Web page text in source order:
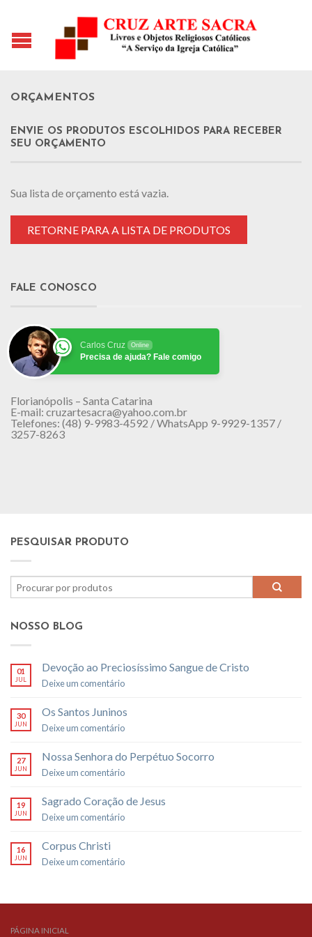
ORÇAMENTOS
ENVIE OS PRODUTOS ESCOLHIDOS PARA RECEBER
SEU ORÇAMENTO
Sua lista de orçamento está vazia.
RETORNE PARA A LISTA DE PRODUTOS
FALE CONOSCO
Carlos Cruz Online
Precisa de ajuda? Fale comigo
Florianópolis – Santa Catarina
E-mail: cruzartesacra@yahoo.com.br
Telefones: (48) 9-9983-4592 / WhatsApp 9-9929-1357 /
3257-8263
PESQUISAR PRODUTO
NOSSO BLOG
01
JUL
Devoção ao Preciosíssimo Sangue de Cristo
Deixe um comentário
30
JUN
Os Santos Juninos
Deixe um comentário
27
JUN
Nossa Senhora do Perpétuo Socorro
Deixe um comentário
19
JUN
Sagrado Coração de Jesus
Deixe um comentário
16
JUN
Corpus Christi
Deixe um comentário
PÁGINA INICIAL